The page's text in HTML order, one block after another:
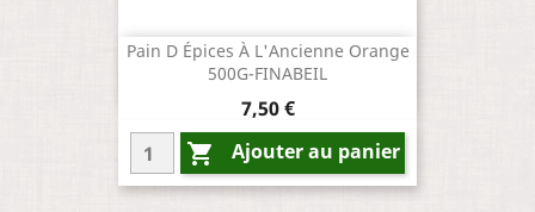
Pain D Épices À L'Ancienne Orange
500G-FINABEIL
Prix
7,50 €
 Ajouter au panier